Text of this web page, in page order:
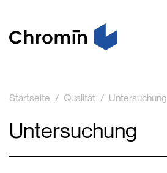
Startseite Qualität Untersuchung
Untersuchung